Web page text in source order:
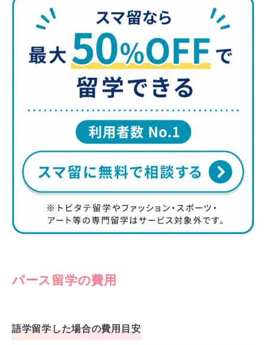
パース留学の費用
語学留学した場合の費用目安